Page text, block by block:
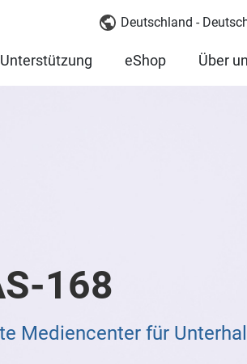
Deutschland -
Unterstützung eShop Über
168
Mediencenter für